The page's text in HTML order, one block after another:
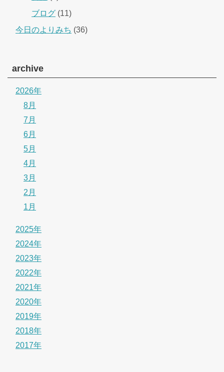
ブログ (11)
今日のよりみち (36)
archive
2026年
8月
7月
6月
5月
4月
3月
2月
1月
2025年
2024年
2023年
2022年
2021年
2020年
2019年
2018年
2017年